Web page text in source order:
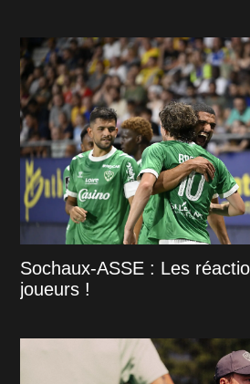
Sochaux-ASSE : Les
joueurs !